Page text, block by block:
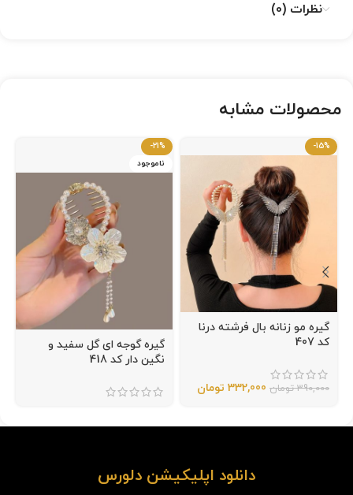
نظرات (0)
محصولات مشابه
-15%
گیره مو زنانه بال فرشته درنا
کد 407
390,000 تومان 332,000 تومان
-21%
ناموجود
گیره گوجه ای گل سفید و
نگین دار کد 418
دانلود اپلیکیشن دلورس